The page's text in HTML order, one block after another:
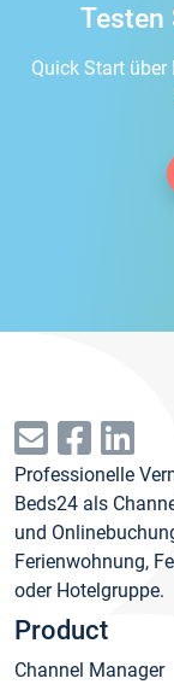
Testen
Quick Start
Professionelle
Beds24 als
und
Ferienwohnung,
oder Hotelgruppe.
Product
Channel Manager